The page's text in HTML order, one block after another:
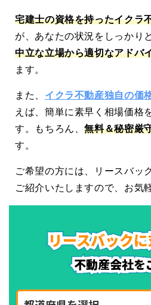
宅建士の資格を持ったイクラ
が、あなたの状況をしっかり
中立な立場から適切なアドバ
ます。
また、 イクラ不動産独自の価
えば、簡単に素早く相場価格
す。もちろん、無料＆秘密厳
す。
ご希望の方には、リースバッ
ご紹介いたしますので、お気